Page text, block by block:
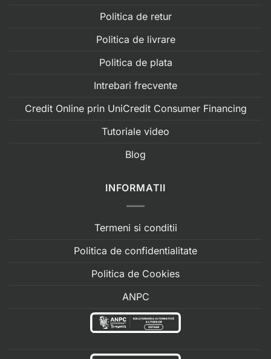
Politica de retur
Politica de livrare
Politica de plata
Intrebari frecvente
Credit Online prin UniCredit Consumer Financing
Tutoriale video
Blog
INFORMATII
Termeni si conditii
Politica de confidentialitate
Politica de Cookies
ANPC